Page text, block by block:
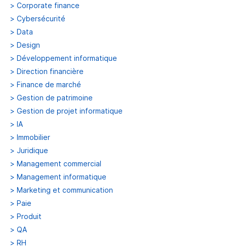
> Corporate finance
> Cybersécurité
> Data
> Design
> Développement informatique
> Direction financière
> Finance de marché
> Gestion de patrimoine
> Gestion de projet informatique
> IA
> Immobilier
> Juridique
> Management commercial
> Management informatique
> Marketing et communication
> Paie
> Produit
> QA
> RH